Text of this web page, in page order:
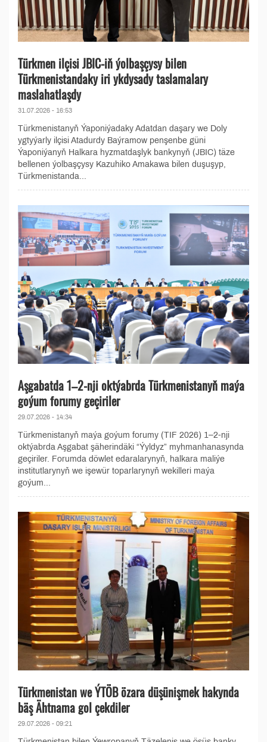
Türkmen ilçisi JBIC-iň ýolbaşçysy bilen
Türkmenistandaky iri ykdysady taslamalary
maslahatlaşdy
31.07.2026 - 16:53
Türkmenistanyň Ýaponiýadaky Adatdan daşary we Doly
ygtyýarly ilçisi Atadurdy Baýramow penşenbe güni
Ýaponiýanyň Halkara hyzmatdaşlyk bankynyň (JBIC) täze
bellenen ýolbaşçysy Kazuhiko Amakawa bilen duşuşyp,
Türkmenistanda...
Aşgabatda 1–2-nji oktýabrda Türkmenistanyň maýa
goýum forumy geçiriler
29.07.2026 - 14:34
Türkmenistanyň maýa goýum forumy (TIF 2026) 1–2-nji
oktýabrda Aşgabat şäherindäki “Ýyldyz” myhmanhanasynda
geçiriler. Forumda döwlet edaralarynyň, halkara maliýe
institutlarynyň we işewür toparlarynyň wekilleri maýa
goýum...
Türkmenistan we ÝTÖB özara düşünişmek hakynda
bäş Ähtnama gol çekdiler
29.07.2026 - 09:21